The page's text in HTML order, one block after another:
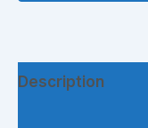
Description